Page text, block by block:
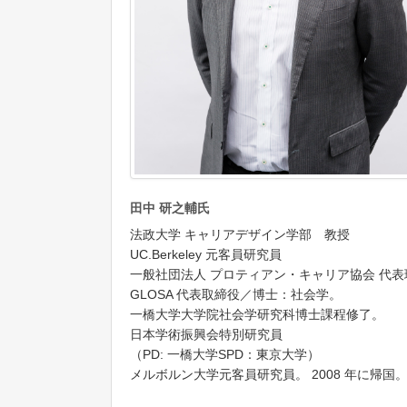
田中 研之輔氏
法政大学 キャリアデザイン学部 教授
UC.Berkeley 元客員研究員
一般社団法人 プロティアン・キャリア協会 代表
GLOSA 代表取締役／博士：社会学。
一橋大学大学院社会学研究科博士課程修了。
日本学術振興会特別研究員
（PD: 一橋大学SPD：東京大学）
メルボルン大学元客員研究員。 2008 年に帰国。